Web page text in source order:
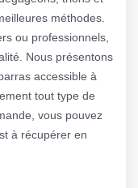
méthodes.
ou professionnels,
Nous présentons
accessible à
tout type de
vous pouvez
à récupérer en